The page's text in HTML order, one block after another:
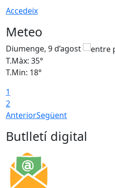
Accedeix
Meteo
Diumenge, 9 d’agost
T.Màx: 35°
T.Min: 18°
1
2
AnteriorSegüent
Butlletí digital